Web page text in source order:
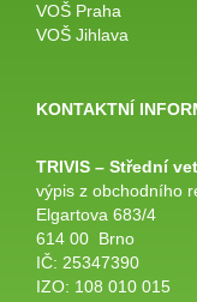
VOŠ Praha
VOŠ Jihlava
KONTAKTNÍ
TRIVIS – Střední
výpis z obchodního
Elgartova 683/4
614 00 Brno
IČ: 25347390
IZO: 108 010 015